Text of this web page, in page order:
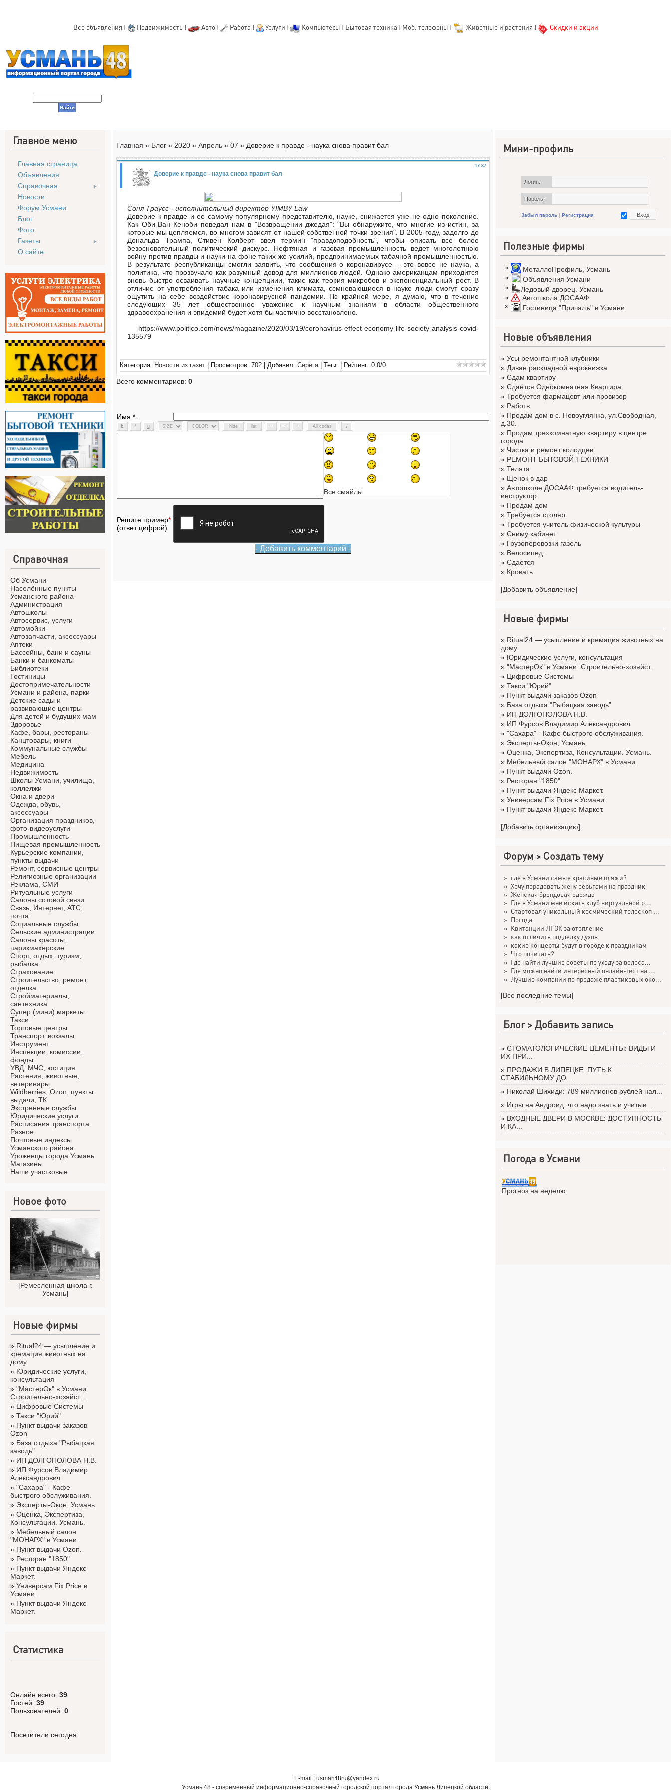
Все объявления | Недвижимость | Авто| Работа | Услуги | Компьютеры | Бытовая техника | Моб. телефоны | Животные и растения | Скидки и акции
Главное меню
Главная страница
Объявления
Справочная
Новости
Форум Усмани
Блог
Фото
Газеты
О сайте
Справочная
Об Усмани
Населённые пункты
Усманского района
Администрация
Автошколы
Автосервис, услуги
Автомойки
Автозапчасти, аксессуары
Аптеки
Бассейны, бани и сауны
Банки и банкоматы
Библиотеки
Гостиницы
Достопримечательности
Усмани и района, парки
Детские сады и
развивающие центры
Для детей и будущих мам
Здоровье
Кафе, бары, рестораны
Канцтовары, книги
Коммунальные службы
Мебель
Медицина
Недвижимость
Школы Усмани, училища,
коллелжи
Окна и двери
Одежда, обувь,
аксессуары
Организация праздников,
фото-видеоуслуги
Промышленность
Пищевая промышленность
Курьерские компании,
пункты выдачи
Ремонт, сервисные центры
Религиозные организации
Реклама, СМИ
Ритуальные услуги
Салоны сотовой связи
Связь, Интернет, АТС,
почта
Социальные службы
Сельские администрации
Салоны красоты,
парикмахерские
Спорт, отдых, туризм,
рыбалка
Страхование
Строительство, ремонт,
отделка
Cтройматериалы,
сантехника
Супер (мини) маркеты
Такси
Торговые центры
Транспорт, вокзалы
Инструмент
Инспекции, комиссии,
фонды
УВД, МЧС, юстиция
Растения, животные,
ветеринары
Wildberries, Ozon, пункты
выдачи, ТК
Экстренные службы
Юридические услуги
Расписания транспорта
Разное
Почтовые индексы
Усманского района
Уроженцы города Усмань
Магазины
Наши участковые
Новое фото
[Ремесленная школа г.
Усмань]
Новые фирмы
» Ritual24 — усыпление и
кремация животных на
дому
» Юридические услуги,
консультация
» "МастерОк" в Усмани.
Строительно-хозяйст...
» Цифровые Системы
» Такси "Юрий"
» Пункт выдачи заказов
Ozon
» База отдыха "Рыбацкая
заводь"
» ИП ДОЛГОПОЛОВА Н.В.
» ИП Фурсов Владимир
Александрович
» "Сахара" - Кафе
быстрого обслуживания.
» Эксперты-Окон, Усмань
» Оценка, Экспертиза,
Консультации. Усмань.
» Мебельный салон
"МОНАРХ" в Усмани.
» Пункт выдачи Ozon.
» Ресторан "1850"
» Пункт выдачи Яндекс
Маркет.
» Универсам Fix Price в
Усмани.
» Пункт выдачи Яндекс
Маркет.
Статистика
Онлайн всего: 39
Гостей: 39
Пользователей: 0
Посетители сегодня:
Главная » Блог » 2020 » Апрель » 07 » Доверие к правде - наука снова правит бал
17:37
Доверие к правде - наука снова правит бал
Соня Траусс - исполнительный директор YIMBY Law
Доверие к правде и ее самому популярному представителю, науке, снижается уже не одно поколение.
Как Оби-Ван Кеноби поведал нам в "Возвращении джедая": "Вы обнаружите, что многие из истин, за
которые мы цепляемся, во многом зависят от нашей собственной точки зрения". В 2005 году, задолго до
Дональда Трампа, Стивен Колберт ввел термин "правдоподобность", чтобы описать все более
безосновательный политический дискурс. Нефтяная и газовая промышленность ведет многолетнюю
войну против правды и науки на фоне таких же усилий, предпринимаемых табачной промышленностью.
В результате республиканцы смогли заявить, что сообщения о коронавирусе – это вовсе не наука, а
политика, что прозвучало как разумный довод для миллионов людей. Однако американцам приходится
вновь быстро осваивать научные концепциии, такие как теория микробов и экспоненциальный рост. В
отличие от употребления табака или изменения климата, сомневающиеся в науке люди смогут сразу
ощутить на себе воздействие коронавирусной пандемии. По крайней мере, я думаю, что в течение
следующих 35 лет общественное уважение к научным знаниям в области общественного
здравоохранения и эпидемий будет хотя бы частично восстановлено.
https://www.politico.com/news/magazine/2020/03/19/coronavirus-effect-economy-life-society-analysis-covid-
135579
Категория: Новости из газет | Просмотров: 702 | Добавил: Серёга| Теги: | Рейтинг: 0.0/0
Всего комментариев: 0
Имя *:
Все смайлы
Решите пример*:
(ответ цифрой)
Мини-профиль
Логин:
Пароль:
Забыл пароль | Регистрация
Полезные фирмы
» МеталлоПрофиль Усмань
»
Объявления Усмани
»
Ледовый дворец. Усмань
»
Автошкола ДОСААФ
»
Гостиница "Причалъ" в Усмани
Новые объявления
» Усы ремонтантной клубники
» Диван раскладной еврокнижка
» Сдам квартиру
» Сдаётся Однокомнатная Квартира
» Требуется фармацевт или провизор
» Работв
» Продам дом в с. Новоуглянка, ул.Свободная,
д.30.
» Продам трехкомнатную квартиру в центре
города
» Чистка и ремонт колодцев
» РЕМОНТ БЫТОВОЙ ТЕХНИКИ
» Телята
» Щенок в дар
» Автошколе ДОСААФ требуется водитель-
инструктор.
» Продам дом
» Требуется столяр
» Требуется учитель физической культуры
» Сниму кабинет
» Грузоперевозки газель
» Велосипед.
» Сдается
» Кровать.
[Добавить объявление]
Новые фирмы
» Ritual24 — усыпление и кремация животных на
дому
» Юридические услуги, консультация
» "МастерОк" в Усмани. Строительно-хозяйст...
» Цифровые Системы
» Такси "Юрий"
» Пункт выдачи заказов Ozon
» База отдыха "Рыбацкая заводь"
» ИП ДОЛГОПОЛОВА Н.В.
» ИП Фурсов Владимир Александрович
» "Сахара" - Кафе быстрого обслуживания.
» Эксперты-Окон, Усмань
» Оценка, Экспертиза, Консультации. Усмань.
» Мебельный салон "МОНАРХ" в Усмани.
» Пункт выдачи Ozon.
» Ресторан "1850"
» Пункт выдачи Яндекс Маркет.
» Универсам Fix Price в Усмани.
» Пункт выдачи Яндекс Маркет.
[Добавить организацию]
Форум > Создать тему
» где в Усмани самые красивые пляжи?
» Хочу порадовать жену серьгами на праздник
» Женская брендовая одежда
» Где в Усмани мне искать клуб виртуальной р...
» Стартовал уникальный космический телескоп ...
» Погода
» Квитанции ЛГЭК за отопление
» как отличить подделку духов
» какие концерты будут в городе к праздникам
» Что почитать?
» Где найти лучшие советы по уходу за волоса...
» Где можно найти интересный онлайн-тест на ...
» Лучшие компании по продаже пластиковых око...
[Все последние темы]
Блог >Добавить запись
» СТОМАТОЛОГИЧЕСКИЕ ЦЕМЕНТЫ: ВИДЫ И
ИХ ПРИ...
» ПРОДАЖИ В ЛИПЕЦКЕ: ПУТЬ К
СТАБИЛЬНОМУ ДО...
» Николай Шихиди: 789 миллионов рублей нал...
» Игры на Андроид: что надо знать и учитыв...
» ВХОДНЫЕ ДВЕРИ В МОСКВЕ: ДОСТУПНОСТЬ
И КА...
Погода в Усмани
Прогноз на неделю
. Е-mail: usman48ru@yandex.ru
Усмань 48 - современный информационно-справочный городской портал города Усмань Липецкой области.